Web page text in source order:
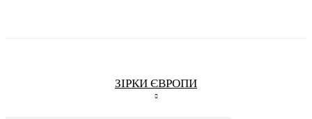
ЗІРКИ ЄВРОПИ